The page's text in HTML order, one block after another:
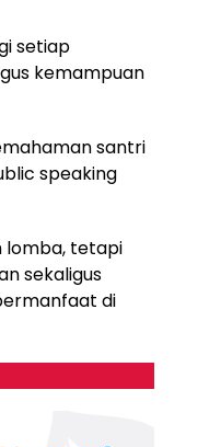
setiap
kemampuan
santri
speaking
lomba, tetapi
sekaligus
di